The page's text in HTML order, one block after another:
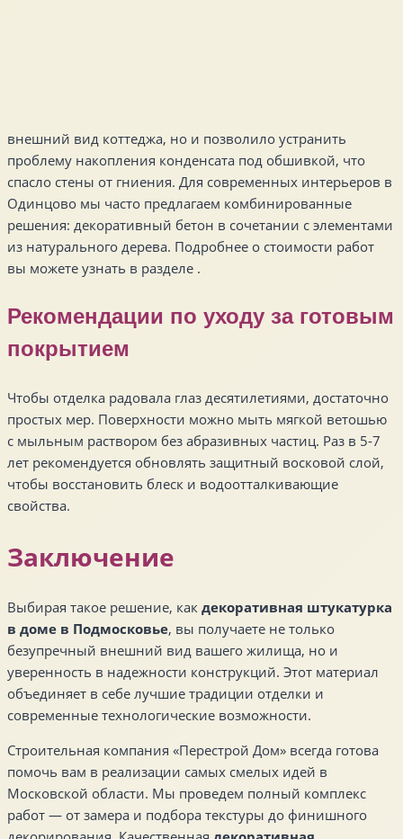
внешний вид коттеджа, но и позволило устранить
проблему накопления конденсата под обшивкой, что
спасло стены от гниения. Для современных интерьеров в
Одинцово мы часто предлагаем комбинированные
решения: декоративный бетон в сочетании с элементами
из натурального дерева. Подробнее о стоимости работ
вы можете узнать в разделе .
Рекомендации по уходу за готовым
покрытием
Чтобы отделка радовала глаз десятилетиями, достаточно
простых мер. Поверхности можно мыть мягкой ветошью
с мыльным раствором без абразивных частиц. Раз в 5-7
лет рекомендуется обновлять защитный восковой слой,
чтобы восстановить блеск и водоотталкивающие
свойства.
Заключение
Выбирая такое решение, как декоративная штукатурка
в доме в Подмосковье, вы получаете не только
безупречный внешний вид вашего жилища, но и
уверенность в надежности конструкций. Этот материал
объединяет в себе лучшие традиции отделки и
современные технологические возможности.
Строительная компания «Перестрой Дом» всегда готова
помочь вам в реализации самых смелых идей в
Московской области. Мы проведем полный комплекс
работ — от замера и подбора текстуры до финишного